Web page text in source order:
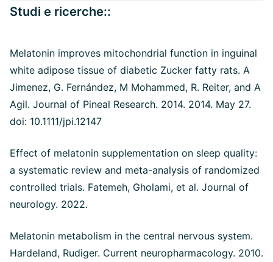
Studi e ricerche::
Melatonin improves mitochondrial function in inguinal
white adipose tissue of diabetic Zucker fatty rats. A
Jimenez, G. Fernández, M Mohammed, R. Reiter, and A
Agil. Journal of Pineal Research. 2014. 2014. May 27.
doi: 10.1111/jpi.12147
Effect of melatonin supplementation on sleep quality:
a systematic review and meta-analysis of randomized
controlled trials. Fatemeh, Gholami, et al. Journal of
neurology. 2022.
Melatonin metabolism in the central nervous system.
Hardeland, Rudiger. Current neuropharmacology. 2010.